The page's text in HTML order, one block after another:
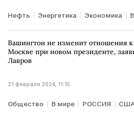
Нефть Энергетика Экономика
ИНДИЯ РОССИЯ США ЕВРОПА
Вашингтон не изменит отношения к
Москве при новом президенте,
Лавров
21 февраля 2024, 11:15
Общество В мире РОССИЯ